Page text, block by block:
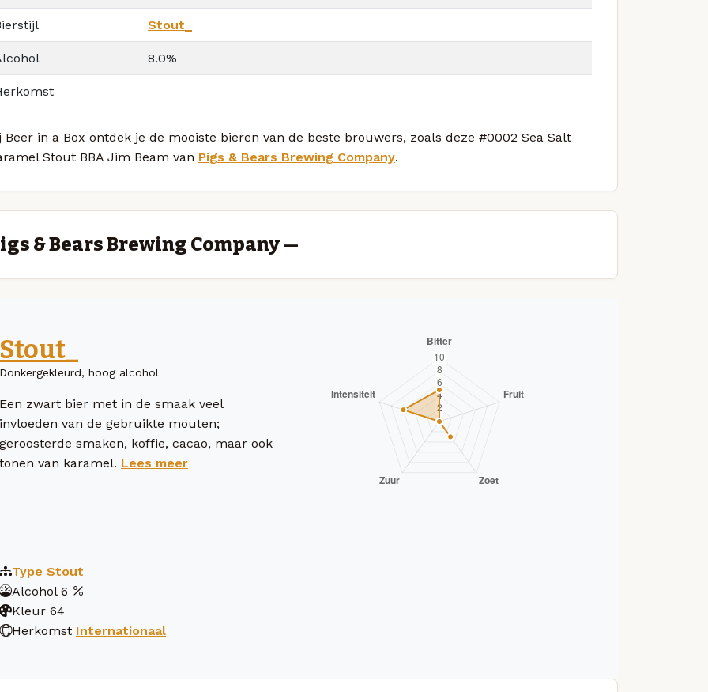
Stout_
8.0%
Beer in a Box ontdek je de mooiste bieren van de beste brouwers, zoals deze #0002 Sea Salt
Stout BBA Jim Beam van Pigs & Bears Brewing Company.
& Bears Brewing Company —
Stout_
Donkergekleurd, hoog alcohol
Een zwart bier met in de smaak veel
invloeden van de gebruikte mouten;
geroosterde smaken, koffie, cacao, maar ook
tonen van karamel. Lees meer
Type Stout
Alcohol 6
Kleur 64
Herkomst Internationaal